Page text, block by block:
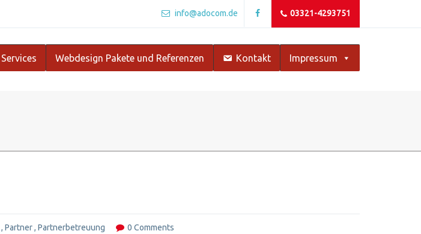
info@adocom.de 03321-4293751
Services Webdesign Pakete und Referenzen Kontakt Impressum
, Partner, Partnerbetreuung 0 Comments